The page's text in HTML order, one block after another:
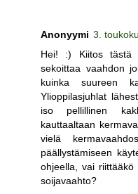
Anonyymi 3.
Hei! :) Kiitos tästä
sekoittaa vaahdon
kuinka suureen
Ylioppilasjuhlat
iso pellillinen
kauttaaltaan
vielä
päällystämiseen
ohjeella, vai riittääkö
soijavaahto?